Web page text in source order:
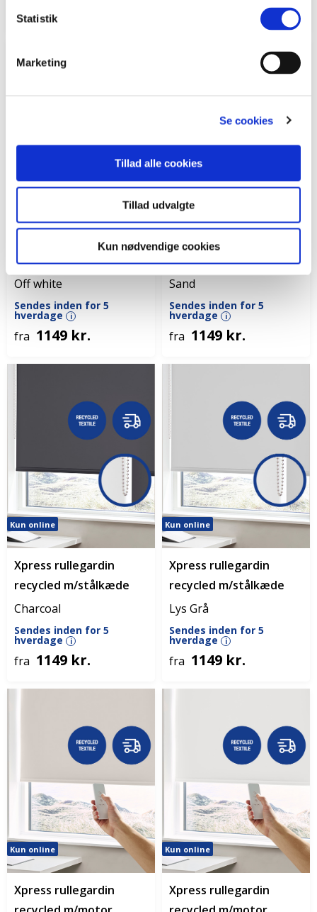
Statistik
Marketing
Se cookies
Tillad alle cookies
Tillad udvalgte
Kun nødvendige cookies
fra 1049 kr.
Xpress rullegardin
recycled m/stålkæde
Off white
Sendes inden for 5
hverdage i
fra 1149 kr.
Kun online
Xpress rullegardin
recycled m/stålkæde
Sand
Sendes inden for 5
hverdage i
fra 1149 kr.
Kun online
Xpress rullegardin
recycled m/stålkæde
Charcoal
Sendes inden for 5
hverdage i
fra 1149 kr.
Kun online
Xpress rullegardin
recycled m/stålkæde
Lys Grå
Sendes inden for 5
hverdage i
fra 1149 kr.
Kun online
Xpress rullegardin
Kun online
Xpress rullegardin